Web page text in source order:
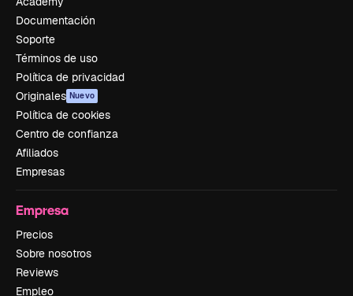
Documentación
Soporte
Términos de uso
Política de privacidad
Originales Nuevo
Política de cookies
Centro de confianza
Afiliados
Empresas
Empresa
Precios
Sobre nosotros
Reviews
Empleo